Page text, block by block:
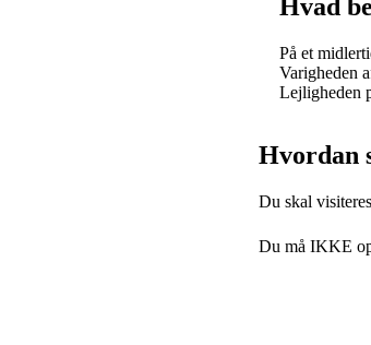
Hvad
På et
Varigheden
Lejligheden
Hvordan
Du skal
Du må IKKE